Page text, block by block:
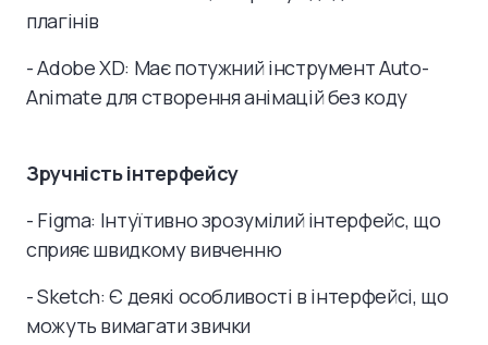
плагінів
- Adobe XD: Має потужний інструмент Auto-
Animate для створення анімацій без коду
Зручність інтерфейсу
- Figma: Інтуїтивно зрозумілий інтерфейс, що
сприяє швидкому вивченню
- Sketch: Є деякі особливості в інтерфейсі, що
можуть вимагати звички